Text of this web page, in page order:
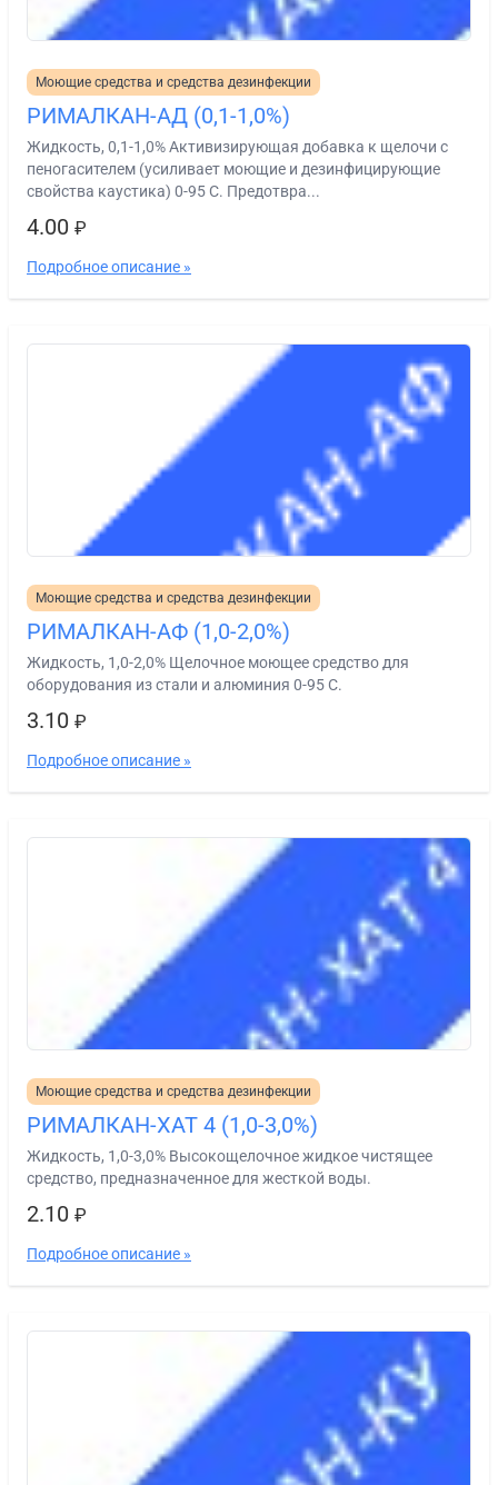
Моющие средства и средства дезинфекции
РИМАЛКАН-АД (0,1-1,0%)
Жидкость, 0,1-1,0% Активизирующая добавка к щелочи с
пеногасителем (усиливает моющие и дезинфицирующие
свойства каустика) 0-95 С. Предотвра...
4.00 ₽
Подробное описание »
Моющие средства и средства дезинфекции
РИМАЛКАН-АФ (1,0-2,0%)
Жидкость, 1,0-2,0% Щелочное моющее средство для
оборудования из стали и алюминия 0-95 С.
3.10 ₽
Подробное описание »
Моющие средства и средства дезинфекции
РИМАЛКАН-ХАТ 4 (1,0-3,0%)
Жидкость, 1,0-3,0% Высокощелочное жидкое чистящее
средство, предназначенное для жесткой воды.
2.10 ₽
Подробное описание »